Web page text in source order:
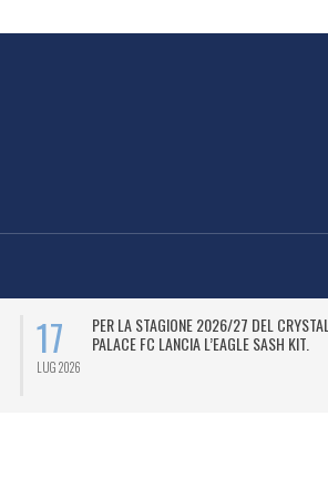
17
LUG 2026
PER LA STAGIONE 2026/27 DEL CRYSTAL
PALACE FC LANCIA L’EAGLE SASH KIT.